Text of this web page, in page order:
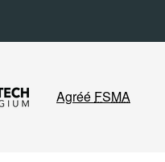
Agréé FSMA